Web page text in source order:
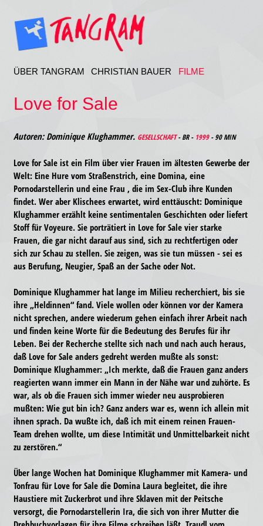
ÜBER TANGRAM CHRISTIAN BAUER FILME
Love for Sale
Autoren: Dominique Klughammer. GESELLSCHAFT- BR - 1999- 90 MIN
Love for Sale ist ein Film über vier Frauen im ältesten Gewerbe der
Welt: Eine Hure vom Straßenstrich, eine Domina, eine
Pornodarstellerin und eine Frau , die im Sex-Club ihre Kunden
findet. Wer aber Klischees erwartet, wird enttäuscht: Dominique
Klughammer erzählt keine sentimentalen Geschichten oder liefert
Stoff für Voyeure. Sie porträtiert in Love for Sale vier starke
Frauen, die gar nicht darauf aus sind, sich zu rechtfertigen oder
sich zur Schau zu stellen. Sie zeigen, was sie tun müssen - sei es
aus Berufung, Neugier, Spaß an der Sache oder Not.
Dominique Klughammer hat lange im Milieu recherchiert, bis sie
ihre „Heldinnen“ fand. Viele wollen oder können vor der Kamera
nicht sprechen, andere wiederum gehen einfach ihrer Arbeit nach
und finden keine Worte für die Bedeutung des Berufes für ihr
Leben. Bei der Recherche stellte sich nach und nach auch heraus,
daß Love for Sale anders gedreht werden mußte als sonst:
Dominique Klughammer: „Ich merkte, daß die Frauen ganz anders
reagierten wann immer ein Mann in der Nähe war und zuhörte. Es
war, als ob die Frauen sich immer wieder neu ausprobieren
mußten: Wie gut bin ich? Ganz anders war es, wenn ich allein mit
ihnen sprach. Da wußte ich, daß ich mit einem reinen Frauen-
Team drehen wollte, um diese Intimität und Unmittelbarkeit nicht
zu zerstören.“
Über lange Wochen hat Dominique Klughammer mit Kamera- und
Tonfrau für Love for Sale die Domina Laura begleitet, die ihre
Haustiere mit Zuckerbrot und ihre Sklaven mit der Peitsche
versorgt, die Pornodarstellerin Ira, die sich von ihrer Mutter die